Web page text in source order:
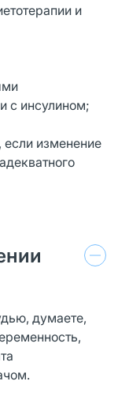
и
с инсулином;
если изменение
думаете,